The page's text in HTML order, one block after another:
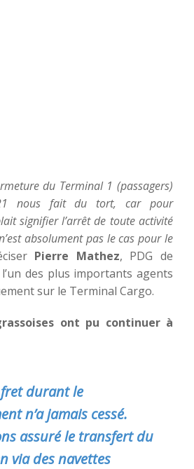
du Terminal 1 (passagers)
nous fait du tort, car pour
signifier l’arrêt de toute activité
absolument pas le cas pour le
Pierre Mathez, PDG de
l’un des plus importants agents
sur le Terminal Cargo.
ont pu continuer à
fret durant le
n’a jamais cessé.
assuré le transfert du
via des navettes